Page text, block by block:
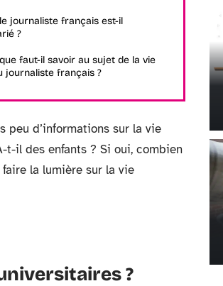
journaliste français est-il
?
faut-il savoir au sujet de la vie
journaliste français ?
peu d’informations sur la vie
t-il des enfants ? Si oui, combien
la lumière sur la vie
?